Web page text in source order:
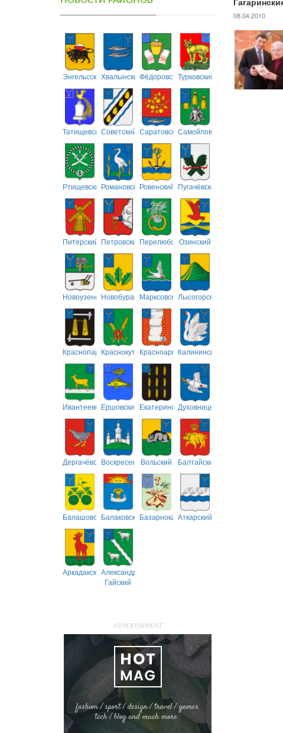
ЭнгельсскийХвалынскийФёдоровскийТурковский
ТатищевскийСоветский СаратовскийСамойловский
РтищевскийРомановскийРовенский Пугачёвский
Питерский ПетровскийПерелюбскийОзинский
НовоузенскийНовобурасскийМарксовскийЛысогорский
Краснопартизанский
КраснокутскийКрасноармейский
Калининский
ИвантеевскийЕршовский ЕкатериновскийДуховницкий
ДергачёвскийВоскресенскийВольский Балтайский
БалашовскийБалаковскийБазарнокарабулакский
Аткарский
АркадакскийАлександрово-
Гайский
ADVERTISEMENT
08.04.2010